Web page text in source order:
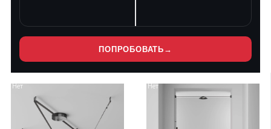
ПОПРОБОВАТЬ →
Нет Нет